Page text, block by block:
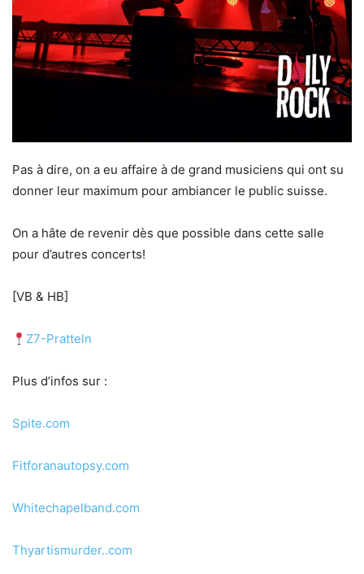
Pas à dire, on a eu affaire à de grand musiciens qui ont su
donner leur maximum pour ambiancer le public suisse.
On a hâte de revenir dès que possible dans cette salle
pour d’autres concerts!
[VB & HB]
Z7-Pratteln
Plus d’infos sur :
Spite.com
Fitforanautopsy.com
Whitechapelband.com
Thyartismurder..com